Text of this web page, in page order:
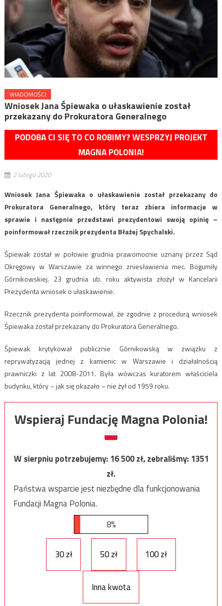
WIADOMOŚCI
Wniosek Jana Śpiewaka o ułaskawienie został
przekazany do Prokuratora Generalnego
PODOBA CI SIĘ TO CO ROBIMY? WESPRZYJ PROJEKT
MAGNA POLONIA!
2 lutego 2020
Wniosek Jana Śpiewaka o ułaskawienie został przekazany do
Prokuratora Generalnego, który teraz zbiera informacje w
sprawie i następnie przedstawi prezydentowi swoją opinię –
poinformował rzecznik prezydenta Błażej Spychalski.
Śpiewak został w połowie grudnia prawomocnie uznany przez Sąd
Okręgowy w Warszawie za winnego zniesławienia mec. Bogumiły
Górnikowskiej. 23 grudnia ub. roku aktywista złożył w Kancelarii
Prezydenta wniosek o ułaskawienie.
Rzecznik prezydenta poinformował, że zgodnie z procedurą wniosek
Śpiewaka został przekazany do Prokuratora Generalnego.
Śpiewak krytykował publicznie Górnikowską w związku z
reprywatyzacją jednej z kamienic w Warszawie i działalnością
prawniczki z lat 2008-2011. Była wówczas kuratorem właściciela
budynku, który – jak się okazało – nie żył od 1959 roku.
Wspieraj Fundację Magna Polonia!
W sierpniu potrzebujemy:16 500zł, zebraliśmy:1351
zł.
Państwa wsparcie jest niezbędne dla funkcjonowania
Fundacji Magna Polonia.
8%
30 zł 50 zł 100 zł
Inna kwota